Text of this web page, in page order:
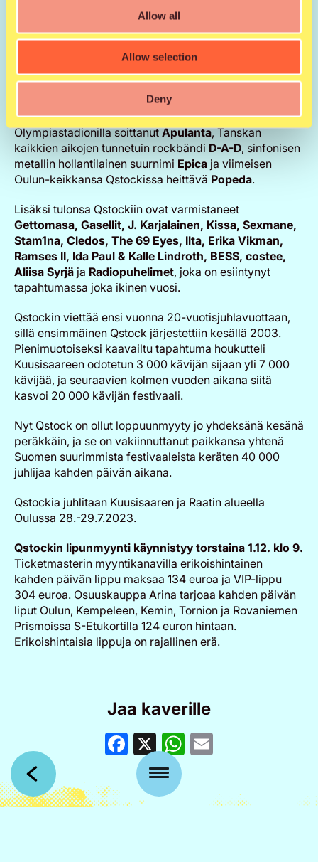
Allow all
Allow selection
Deny
yhtyeen laulajana ja keulakuvana tunnetun Valon
itsensä säveltämä, sanoittama, soittama, laulama ja
tuottama sooloalbumi Neon Noir julkaistaan
tammikuussa. VV:n keikkaohjelmistoon on luvassa
myös HIMin tuotantoa.
Ensi kesän Qstockissa esiintyvät myös uuden albumin
julkaissut ja viime kesänä loppuunmyydyllä
Olympiastadionilla soittanutApulanta, Tanskan
kaikkien aikojen tunnetuin rockbändi D-A-D, sinfonisen
metallin hollantilainen suurnimi Epica ja viimeisen
Oulun-keikkansa Qstockissa heittävä Popeda.
Lisäksi tulonsa Qstockiin ovat varmistaneet
Gettomasa, Gasellit, J. Karjalainen, Kissa, Sexmane,
Stam1na, Cledos, The 69 Eyes, Ilta, Erika Vikman,
Ramses II, Ida Paul & Kalle Lindroth, BESS, costee,
Aliisa Syrjä ja Radiopuhelimet, joka on esiintynyt
tapahtumassa joka ikinen vuosi.
Qstockin viettää ensi vuonna 20-vuotisjuhlavuottaan,
sillä ensimmäinen Qstock järjestettiin kesällä 2003.
Pienimuotoiseksi kaavailtu tapahtuma houkutteli
Kuusisaareen odotetun 3 000 kävijän sijaan yli 7 000
kävijää, ja seuraavien kolmen vuoden aikana siitä
kasvoi 20 000 kävijän festivaali.
Nyt Qstock on ollut loppuunmyyty jo yhdeksänä kesänä
peräkkäin, ja se on vakiinnuttanut paikkansa yhtenä
Suomen suurimmista festivaaleista keräten 40 000
juhlijaa kahden päivän aikana.
Qstockia juhlitaan Kuusisaaren ja Raatin alueella
Oulussa 28.-29.7.2023.
Qstockin lipunmyynti käynnistyy torstaina 1.12. klo 9.
Ticketmasterin myyntikanavilla erikoishintainen
kahden päivän lippu maksaa 134 euroa ja VIP-lippu
304 euroa. Osuuskauppa Arina tarjoaa kahden päivän
liput Oulun, Kempeleen, Kemin, Tornion ja Rovaniemen
Prismoissa S-Etukortilla 124 euron hintaan.
Erikoishintaisia lippuja on rajallinen erä.
Jaa kaverille
Facebook
X WhatsApp